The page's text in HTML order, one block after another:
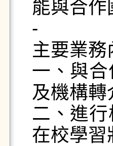
能與合作
-
主要業務
一、與
及機構轉
二、進
在校學習